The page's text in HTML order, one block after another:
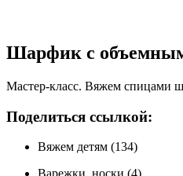
Шарфик с
Мастер-класс. Вяжем спицами
Поделиться ссылкой:
Вяжем детям (134)